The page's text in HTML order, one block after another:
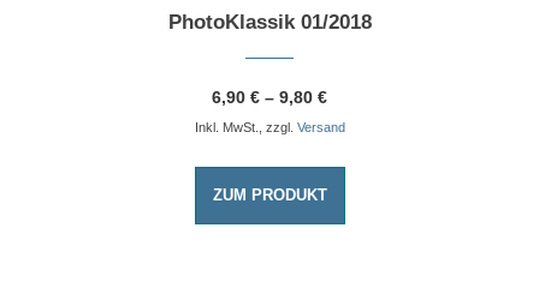
PhotoKlassik 01/2018
6,90 € – 9,80 €
Inkl. MwSt., zzgl. Versand
ZUM PRODUKT